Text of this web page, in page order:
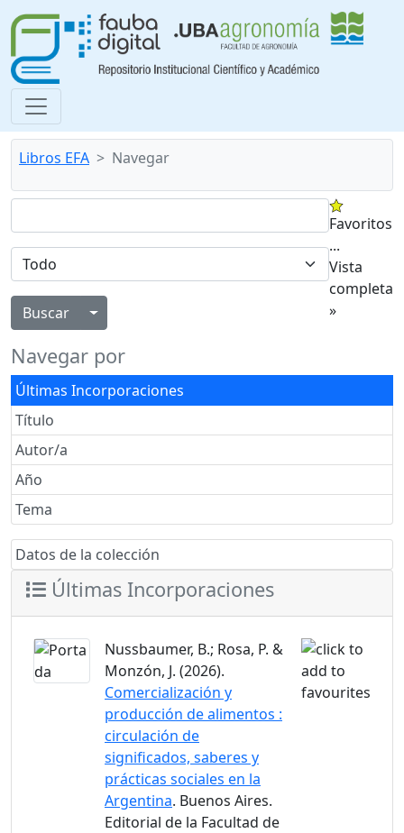
Libros EFA Navegar
Alternar menú desplegable
Favoritos
...
Vista
completa
»
Navegar por
Últimas Incorporaciones
Título
Autor/a
Año
Tema
Datos de la colección
Últimas Incorporaciones
Nussbaumer, B.; Rosa, P. &
Monzón, J. (2026).
Comercialización y
producción de alimentos :
circulación de
significados, saberes y
prácticas sociales en la
Argentina. Buenos Aires.
Editorial de la Facultad de